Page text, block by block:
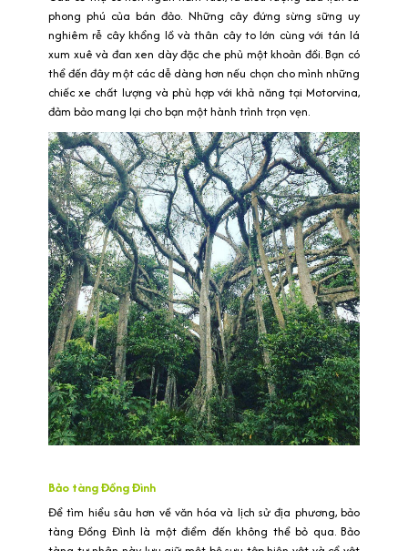
phong phú của bán đảo. Những cây đứng sừng sững uy
nghiêm rễ cây khổng lồ và thân cây to lớn cùng với tán lá
xum xuê và đan xen dày đặc che phủ một khoản đồi. Bạn có
thể đến đây một các dễ dàng hơn nếu chọn cho mình những
chiếc xe chất lượng và phù hợp với khả năng tại Motorvina,
đảm bảo mang lại cho bạn một hành trình trọn vẹn.
Bảo tàng Đồng Đình
Để tìm hiểu sâu hơn về văn hóa và lịch sử địa phương, bảo
tàng Đồng Đình là một điểm đến không thể bỏ qua. Bảo